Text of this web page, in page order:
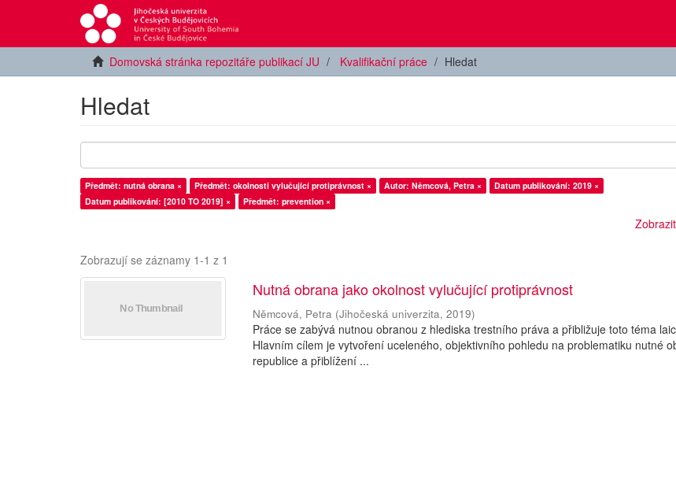
Domovská stránka repozitáře publikací JU Kvalifikační práce Hledat
Hledat
Předmět: nutná obrana × Předmět: okolnosti vylučující protiprávnost × Autor: Němcová, Petra ×
Datum publikování: 2019 ×
Datum publikování: [2010 TO 2019] ×
Předmět: prevention ×
Zobrazují se záznamy 1-1 z 1
Nutná obrana jako okolnost vylučující protiprávnost
Němcová, Petra (Jihočeská univerzita,2019)
Práce se zabývá nutnou obranou z hlediska trestního práva a přibližuje toto téma
Hlavním cílem je vytvoření uceleného, objektivního pohledu na problematiku nutné
republice a přiblížení ...